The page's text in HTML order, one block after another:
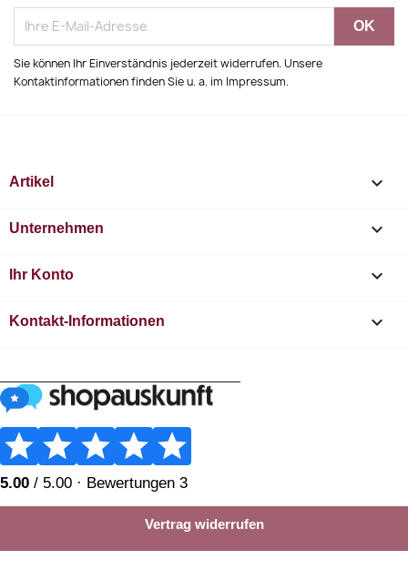
Sie können Ihr Einverständnis jederzeit widerrufen. Unsere
Kontaktinformationen finden Sie u. a. im Impressum.
Artikel 
Unternehmen 
Ihr Konto 
Kontakt-Informationen keyboard_arrow_down
Vertrag widerrufen